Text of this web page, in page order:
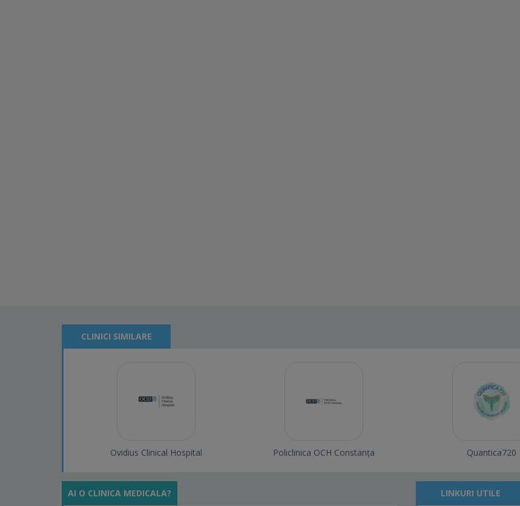
CLINICI SIMILARE
Ovidius Clinical Hospital Policlinica OCH Constanța Quantica720
AI O CLINICA MEDICALA? LINKURI UTILE